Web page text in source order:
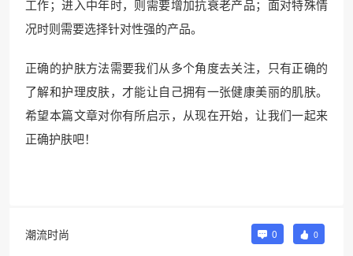
工作；进入中年时，则需要增加抗衰老产品；面对特殊情
况时则需要选择针对性强的产品。
正确的护肤方法需要我们从多个角度去关注，只有正确的
了解和护理皮肤，才能让自己拥有一张健康美丽的肌肤。
希望本篇文章对你有所启示，从现在开始，让我们一起来
正确护肤吧！
潮流时尚 0 0